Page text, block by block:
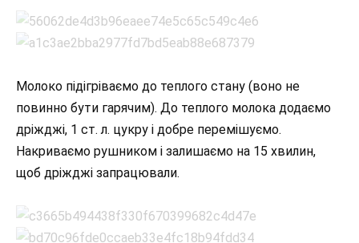
Молоко підігріваємо до теплого стану (воно не
повинно бути гарячим). До теплого молока додаємо
дріжджі, 1 ст. л. цукру і добре перемішуємо.
Накриваємо рушником і залишаємо на 15 хвилин,
щоб дріжджі запрацювали.